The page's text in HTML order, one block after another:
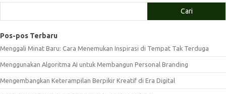
Cari
Pos-pos Terbaru
Menggali Minat Baru: Cara Menemukan Inspirasi di Tempat Tak Terduga
Menggunakan Algoritma AI untuk Membangun Personal Branding
Mengembangkan Keterampilan Berpikir Kreatif di Era Digital